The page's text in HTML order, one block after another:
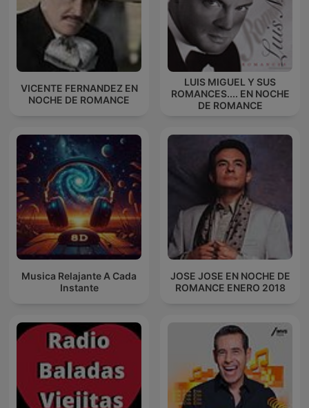
VICENTE FERNANDEZ EN
NOCHE DE ROMANCE
LUIS MIGUEL Y SUS
ROMANCES.... EN NOCHE
DE ROMANCE
Musica Relajante A Cada
Instante
JOSE JOSE EN NOCHE DE
ROMANCE ENERO 2018